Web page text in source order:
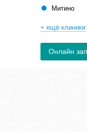
Митино
+ ещё клиники
Онлайн